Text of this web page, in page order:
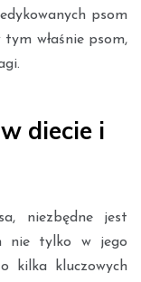
psom
właśnie psom,
diecie i
niezbędne jest
nie tylko w jego
kilka kluczowych